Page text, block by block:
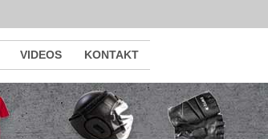
VIDEOS KONTAKT